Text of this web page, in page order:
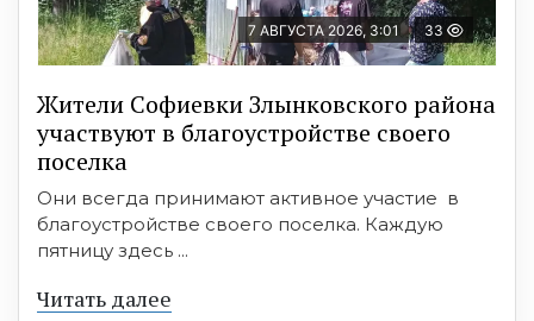
7 АВГУСТА 2026, 3:01 33
Жители Софиевки Злынковского района
участвуют в благоустройстве своего
поселка
Они всегда принимают активное участие в
благоустройстве своего поселка. Каждую
пятницу здесь ...
Читать далее